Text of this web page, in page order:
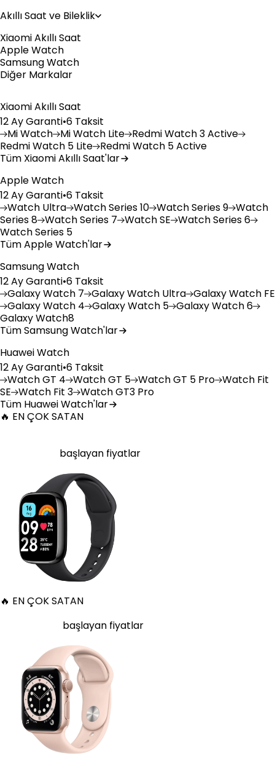
Akıllı Saat ve Bileklik
Xiaomi Akıllı Saat
Apple Watch
Samsung Watch
Diğer Markalar
Xiaomi Akıllı Saat
12 Ay Garanti•6 Taksit
MiWatch MiWatch Lite RedmiWatch 3 Active
RedmiWatch 5 Lite RedmiWatch 5 Active
Tüm Xiaomi Akıllı Saat'lar
Apple Watch
12 Ay Garanti•6 Taksit
Watch Ultra WatchSeries 10 WatchSeries 9 Watch
Series 8 WatchSeries 7 WatchSE WatchSeries 6
WatchSeries 5
Tüm Apple Watch'lar
Samsung Watch
12 Ay Garanti•6 Taksit
GalaxyWatch 7 GalaxyWatch Ultra GalaxyWatch FE
GalaxyWatch 4 GalaxyWatch 5 GalaxyWatch 6
GalaxyWatch8
Tüm Samsung Watch'lar
Huawei Watch
12 Ay Garanti•6 Taksit
WatchGT 4 WatchGT 5 WatchGT 5 Pro Watch Fit
SE Watch Fit 3 WatchGT3 Pro
Tüm Huawei Watch'lar
🔥 EN ÇOK SATAN
başlayan fiyatlar
🔥 EN ÇOK SATAN
başlayan fiyatlar